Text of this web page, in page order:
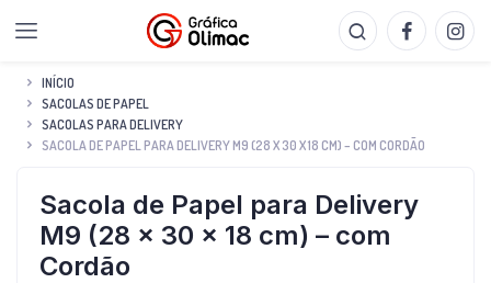
INÍCIO
SACOLAS DE PAPEL
SACOLAS PARA DELIVERY
SACOLA DE PAPEL PARA DELIVERY M9 (28 X 30 X 18 CM) – COM CORDÃO
Sacola de Papel para Delivery
M9 (28 x 30 x 18 cm) – com
Cordão